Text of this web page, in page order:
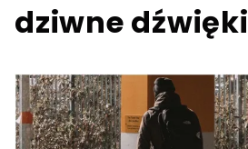
dziwne dźwięki